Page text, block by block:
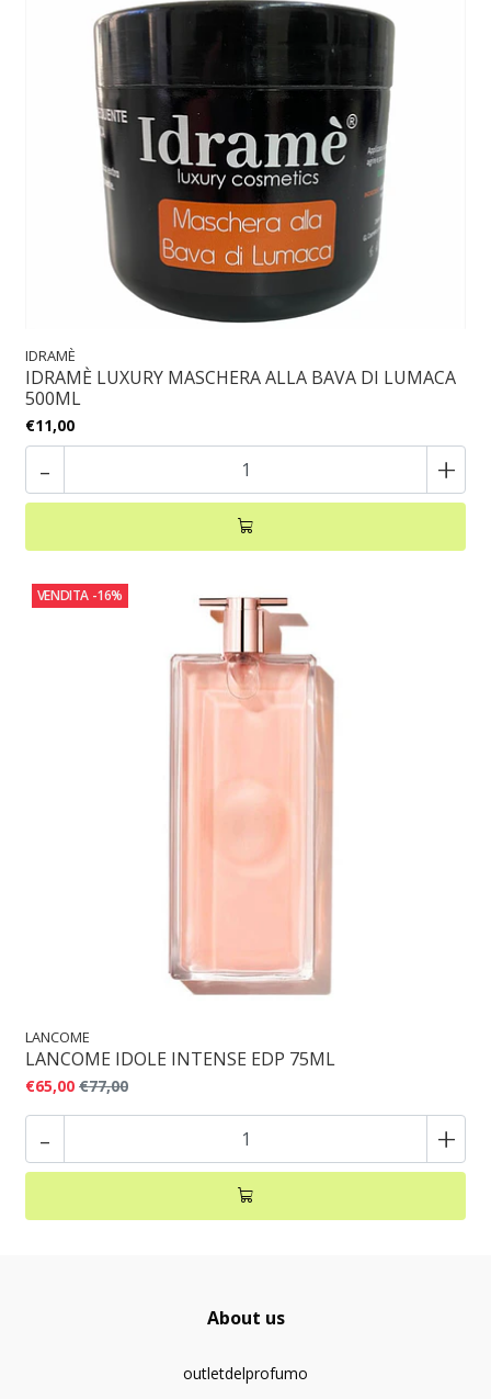
IDRAMÈ
IDRAMÈ LUXURY MASCHERA ALLA BAVA DI LUMACA
500ML
€11,00
- +
VENDITA -16%
LANCOME
LANCOME IDOLE INTENSE EDP 75ML
€65,00 €77,00
- +
About us
outletdelprofumo